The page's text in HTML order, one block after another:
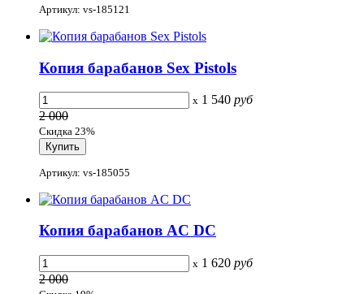
Артикул: vs-185121
Копия барабанов Sex Pistols
x 1 540 руб
2 000
Скидка 23%
Артикул: vs-185055
Копия барабанов AC DC
x 1 620 руб
2 000